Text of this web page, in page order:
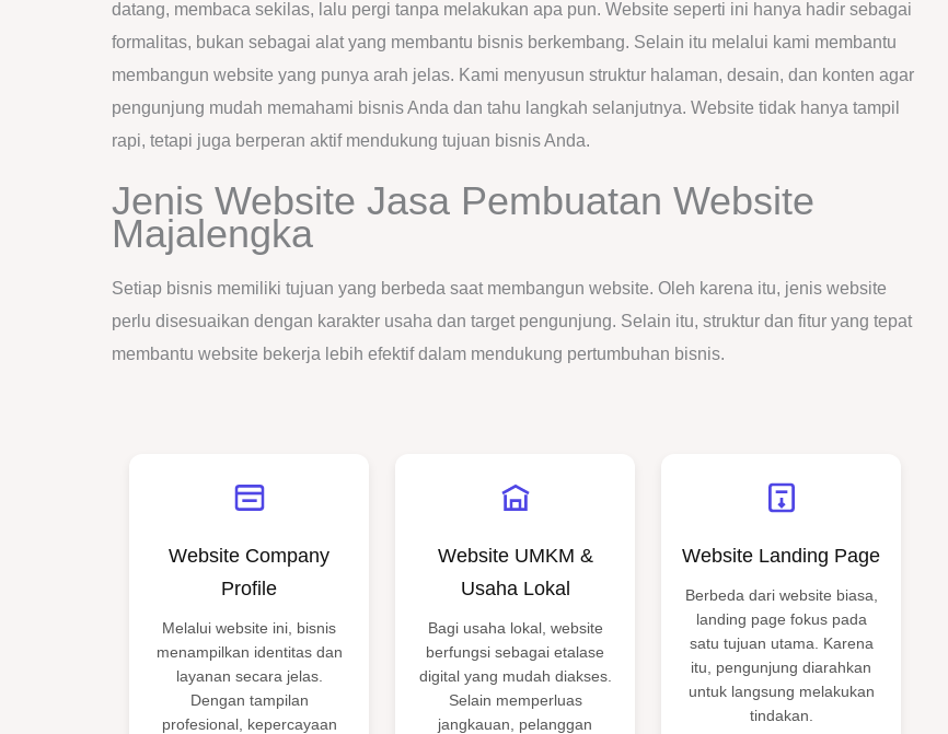
datang, membaca sekilas, lalu pergi tanpa melakukan apa pun. Website seperti ini hanya hadir sebagai
formalitas, bukan sebagai alat yang membantu bisnis berkembang. Selain itu melalui kami membantu
membangun website yang punya arah jelas. Kami menyusun struktur halaman, desain, dan konten agar
pengunjung mudah memahami bisnis Anda dan tahu langkah selanjutnya. Website tidak hanya tampil
rapi, tetapi juga berperan aktif mendukung tujuan bisnis Anda.
Jenis Website Jasa Pembuatan Website
Majalengka
Setiap bisnis memiliki tujuan yang berbeda saat membangun website. Oleh karena itu, jenis website
perlu disesuaikan dengan karakter usaha dan target pengunjung. Selain itu, struktur dan fitur yang tepat
membantu website bekerja lebih efektif dalam mendukung pertumbuhan bisnis.
Website Company
Profile
Melalui website ini, bisnis
menampilkan identitas dan
layanan secara jelas.
Dengan tampilan
profesional, kepercayaan
Website UMKM &
Usaha Lokal
Bagi usaha lokal, website
berfungsi sebagai etalase
digital yang mudah diakses.
Selain memperluas
jangkauan, pelanggan
Website Landing Page
Berbeda dari website biasa,
landing page fokus pada
satu tujuan utama. Karena
itu, pengunjung diarahkan
untuk langsung melakukan
tindakan.